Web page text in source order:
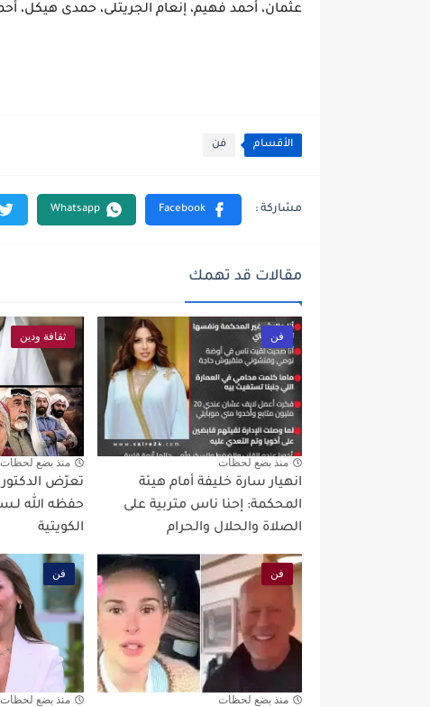
عثمان، أحمد فهيم، إنعام الجريتلى، حمدى هيكل،
الأقسام فن
مقالات قد تهمك
فن
منذ بضع لحظات
انهيار سارة خليفة أمام هيئة
المحكمة: إحنا ناس متربية على
الصلاة والحلال والحرام
ثقافة ودين
منذ بضع لحظات
تعرّض
حفظه الله
الكويتية
فن
منذ بضع لحظات
فن
منذ بضع لحظات